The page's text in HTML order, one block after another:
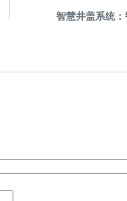
智慧井盖系统